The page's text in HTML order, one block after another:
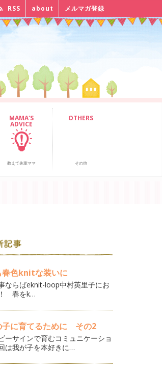
RSS about メルマガ登録
MAMA'S
ADVICE
教えて先輩ママ
OTHERS
その他
春色knitな装いに
ならばeknit-loop中村英里子にお
春をk…
子に育てるために その2
ーサインで育むコミュニケーショ
は我が子を本好きに…